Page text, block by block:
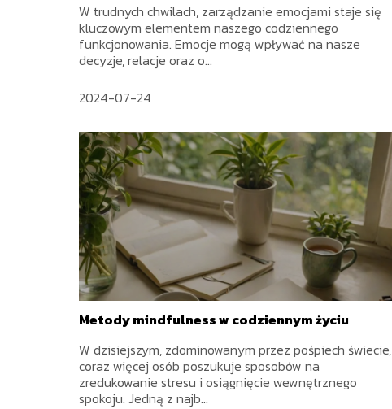
W trudnych chwilach, zarządzanie emocjami staje się
kluczowym elementem naszego codziennego
funkcjonowania. Emocje mogą wpływać na nasze
decyzje, relacje oraz o...
2024-07-24
Metody mindfulness w codziennym życiu
W dzisiejszym, zdominowanym przez pośpiech świecie,
coraz więcej osób poszukuje sposobów na
zredukowanie stresu i osiągnięcie wewnętrznego
spokoju. Jedną z najb...